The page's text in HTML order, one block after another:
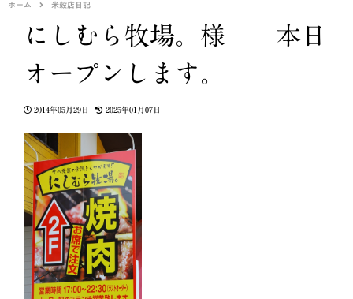
ホーム 米穀店日記
にしむら牧場。様 本日
オープンします。
2014年05月29日 2025年01月07日